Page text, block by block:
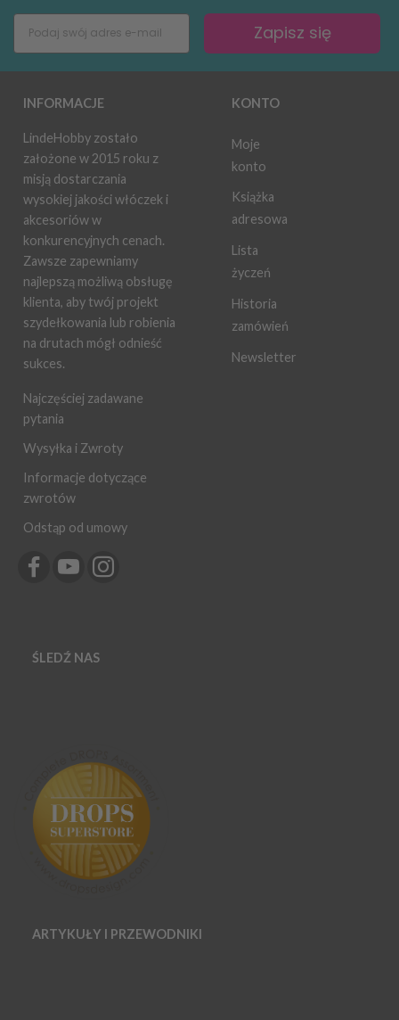
Zapisz się
INFORMACJE
LindeHobby zostało
założone w 2015 roku z
misją dostarczania
wysokiej jakości włóczek i
akcesoriów w
konkurencyjnych cenach.
Zawsze zapewniamy
najlepszą możliwą obsługę
klienta, aby twój projekt
szydełkowania lub robienia
na drutach mógł odnieść
sukces.
Najczęściej zadawane
pytania
Wysyłka i Zwroty
Informacje dotyczące
zwrotów
Odstąp od umowy
KONTO
Moje
konto
Książka
adresowa
Lista
życzeń
Historia
zamówień
Newsletter
ŚLEDŹ NAS
ARTYKUŁY I PRZEWODNIKI